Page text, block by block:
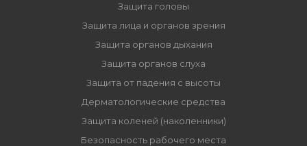
Защита головы
Защита лица и органов зрения
Защита органов дыхания
Защита органов слуха
Защита от падения с высоты
Дерматологические средства
Защита коленей (наколенники)
Безопасность рабочего места